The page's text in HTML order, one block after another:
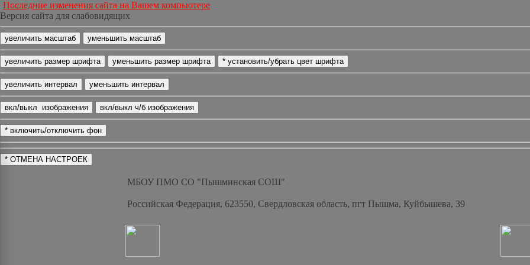
Последние изменения сайта на Вашем компьютере
Версия сайта для слабовидящих
МБОУ ПМО СО "Пышминская СОШ"
Российская Федерация, 623550, Свердловская область, пгт Пышма, Куйбышева, 39